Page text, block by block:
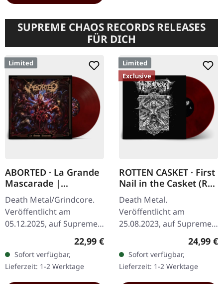
SUPREME CHAOS RECORDS RELEASES
FÜR DICH
Limited
ABORTED · La Grande
Mascarade |
TRANSPARENT
RED/BLACK LP
Death Metal/Grindcore.
Veröffentlicht am
05.12.2025, auf Supreme
Chaos Records. Zum
ersten Mal auf Vinyl mit
speziellem Mastering
extra für Vinyl.…
Regulärer Preis:
22,99 €
Sofort verfügbar,
Lieferzeit: 1-2 Werktage
Limited
Exclusive
ROTTEN CASKET · First
Nail in the Casket (Re-
Release) | RED/BLACK
LP
Death Metal.
Veröffentlicht am
25.08.2023, auf Supreme
Chaos Records. SCR
exklusiv! Re-Release auf
transparent rot/schwarz
marmoriertem Vinyl,…
24,99 €
Sofort verfügbar,
Lieferzeit: 1-2 Werktage